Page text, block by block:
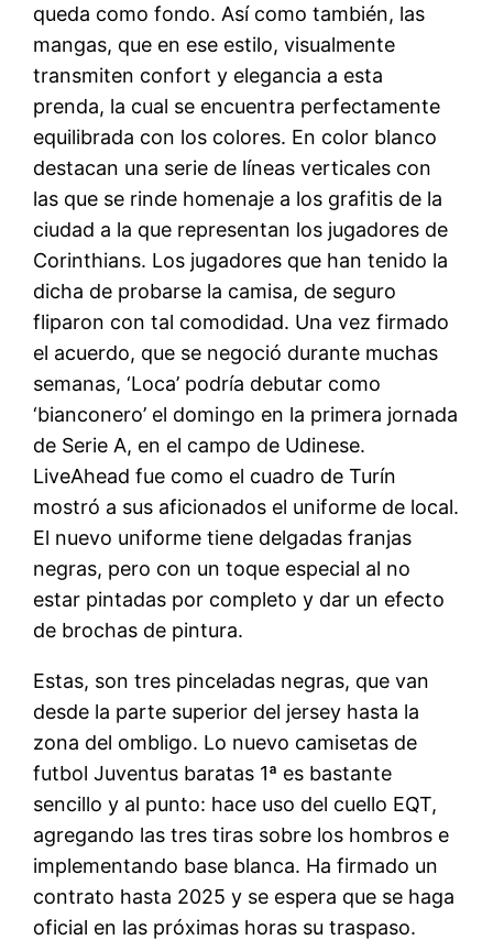
queda como fondo. Así como también, las
mangas, que en ese estilo, visualmente
transmiten confort y elegancia a esta
prenda, la cual se encuentra perfectamente
equilibrada con los colores. En color blanco
destacan una serie de líneas verticales con
las que se rinde homenaje a los grafitis de la
ciudad a la que representan los jugadores de
Corinthians. Los jugadores que han tenido la
dicha de probarse la camisa, de seguro
fliparon con tal comodidad. Una vez firmado
el acuerdo, que se negoció durante muchas
semanas, ‘Loca’ podría debutar como
‘bianconero’ el domingo en la primera jornada
de Serie A, en el campo de Udinese.
LiveAhead fue como el cuadro de Turín
mostró a sus aficionados el uniforme de local.
El nuevo uniforme tiene delgadas franjas
negras, pero con un toque especial al no
estar pintadas por completo y dar un efecto
de brochas de pintura.
Estas, son tres pinceladas negras, que van
desde la parte superior del jersey hasta la
zona del ombligo. Lo nuevo camisetas de
futbol Juventus baratas 1ª es bastante
sencillo y al punto: hace uso del cuello EQT,
agregando las tres tiras sobre los hombros e
implementando base blanca. Ha firmado un
contrato hasta 2025 y se espera que se haga
oficial en las próximas horas su traspaso.